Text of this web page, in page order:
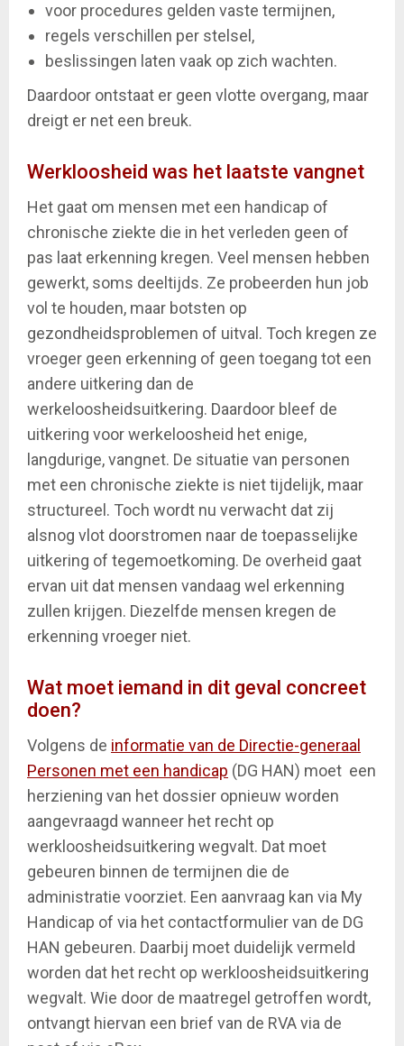
voor procedures gelden vaste termijnen,
regels verschillen per stelsel,
beslissingen laten vaak op zich wachten.
Daardoor ontstaat er geen vlotte overgang, maar
dreigt er net een breuk.
Werkloosheid was het laatste vangnet
Het gaat om mensen met een handicap of
chronische ziekte die in het verleden geen of
pas laat erkenning kregen. Veel mensen hebben
gewerkt, soms deeltijds. Ze probeerden hun job
vol te houden, maar botsten op
gezondheidsproblemen of uitval. Toch kregen ze
vroeger geen erkenning of geen toegang tot een
andere uitkering dan de
werkeloosheidsuitkering. Daardoor bleef de
uitkering voor werkeloosheid het enige,
langdurige, vangnet. De situatie van personen
met een chronische ziekte is niet tijdelijk, maar
structureel. Toch wordt nu verwacht dat zij
alsnog vlot doorstromen naar de toepasselijke
uitkering of tegemoetkoming. De overheid gaat
ervan uit dat mensen vandaag wel erkenning
zullen krijgen. Diezelfde mensen kregen de
erkenning vroeger niet.
Wat moet iemand in dit geval concreet
doen?
Volgens de informatie van de Directie-generaal
Personen met een handicap (DG HAN) moet een
herziening van het dossier opnieuw worden
aangevraagd wanneer het recht op
werkloosheidsuitkering wegvalt. Dat moet
gebeuren binnen de termijnen die de
administratie voorziet. Een aanvraag kan via My
Handicap of via het contactformulier van de DG
HAN gebeuren. Daarbij moet duidelijk vermeld
worden dat het recht op werkloosheidsuitkering
wegvalt. Wie door de maatregel getroffen wordt,
ontvangt hiervan een brief van de RVA via de